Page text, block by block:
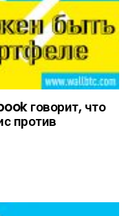
говорит, что
против